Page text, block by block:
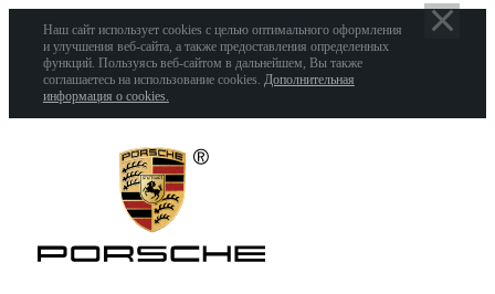
Наш сайт использует cookies с целью оптимального оформления
и улучшения веб-сайта, а также предоставления определенных
функций. Пользуясь веб-сайтом в дальнейшем, Вы также
соглашаетесь на использование cookies. Дополнительная
информация о cookies.